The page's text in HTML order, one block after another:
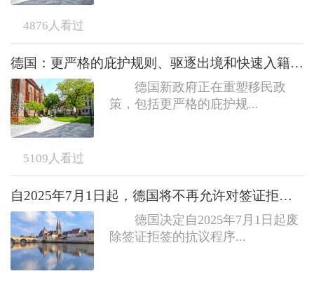
4876 人看过
德国：更严格的庇护规则、驱逐出境和快速入籍政策的取消
德国新政府正在重塑移民政
策，包括更严格的庇护规...
5109 人看过
自2025年7月1日起，德国将不再允许对签证拒签提出行政上诉
德国决定自2025年7月1日起废
除签证拒签的抗议程序...